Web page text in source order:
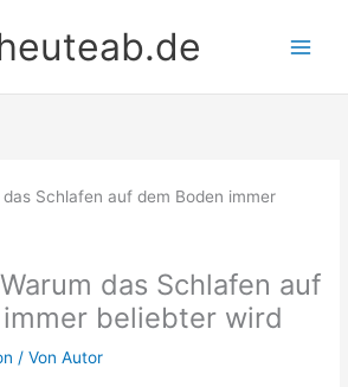
das Schlafen auf
beliebter wird
/ VonAutor